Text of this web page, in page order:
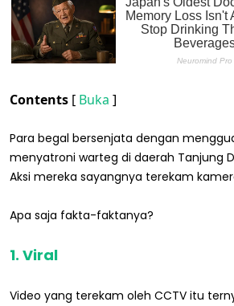
Contents [ Buka ]
Para begal bersenjata dengan
menyatroni warteg di daerah Tanjung
Aksi mereka sayangnya terekam
Apa saja fakta-faktanya?
1. Viral
Video yang terekam oleh CCTV itu